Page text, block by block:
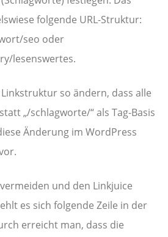
folgende URL-Struktur:
seo oder
lesenswertes.
so ändern, dass alle
„/schlagworte/“ als Tag-Basis
Änderung im WordPress
und den Linkjuice
es sich folgende Zeile in der
erreicht man, dass die